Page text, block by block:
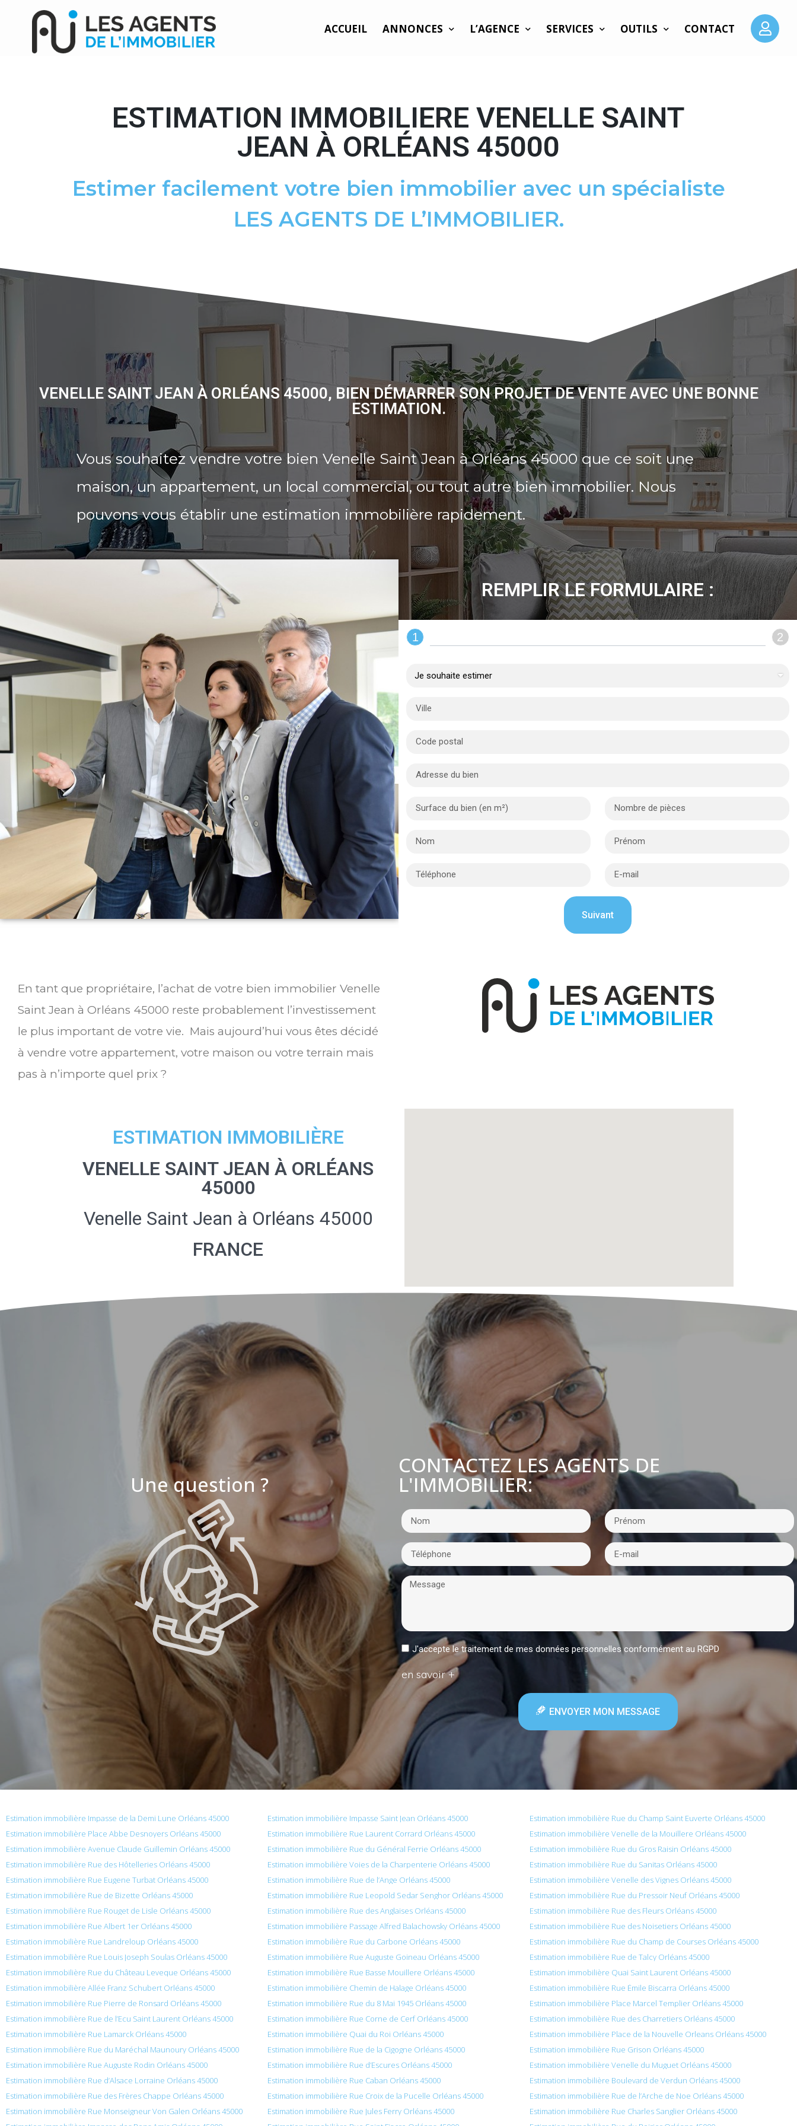
ACCUEIL ANNONCES L’AGENCE SERVICES OUTILS CONTACT
ESTIMATION IMMOBILIERE VENELLE SAINT
JEAN À ORLÉANS 45000
Estimer facilement votre bien immobilier avec un spécialiste
LES AGENTS DE L’IMMOBILIER.
VENELLE SAINT JEAN À ORLÉANS 45000, BIEN DÉMARRER SON PROJET DE VENTE AVEC UNE BONNE
ESTIMATION.
Vous souhaitez vendre votre bien Venelle Saint Jean à Orléans 45000 que ce soit une
maison, un appartement, un local commercial, ou tout autre bien immobilier. Nous
pouvons vous établir une estimation immobilière rapidement.
REMPLIR LE FORMULAIRE :
1 2
En tant que propriétaire, l’achat de votre bien immobilier Venelle
Saint Jean à Orléans 45000 reste probablement l’investissement
le plus important de votre vie. Mais aujourd’hui vous êtes décidé
à vendre votre appartement, votre maison ou votre terrain mais
pas à n’importe quel prix ?
ESTIMATION IMMOBILIÈRE
VENELLE SAINT JEAN À ORLÉANS
45000
Venelle Saint Jean à Orléans 45000
FRANCE
Une question ?
CONTACTEZ LES AGENTS DE
L'IMMOBILIER:
J'accepte le traitement de mes données personnelles conformément au RGPD
en savoir +
ENVOYER MON MESSAGE
Estimation immobilière Impasse de la Demi Lune Orléans 45000 Estimation immobilière Impasse Saint Jean Orléans 45000
Estimation immobilière Rue du Champ Saint Euverte Orléans 45000
Estimation immobilière Place Abbe Desnoyers Orléans 45000
Estimation immobilière Rue Laurent Corrard Orléans 45000
Estimation immobilière Venelle de la Mouillere Orléans 45000
Estimation immobilière Avenue Claude Guillemin Orléans 45000
Estimation immobilière Rue du Général Ferrie Orléans 45000
Estimation immobilière Rue du Gros Raisin Orléans 45000
Estimation immobilière Rue des Hôtelleries Orléans 45000
Estimation immobilière Voies de la Charpenterie Orléans 45000
Estimation immobilière Rue du Sanitas Orléans 45000
Estimation immobilière Rue Eugene Turbat Orléans 45000
Estimation immobilière Rue de l’Ange Orléans 45000
Estimation immobilière Venelle des Vignes Orléans 45000
Estimation immobilière Rue de Bizette Orléans 45000
Estimation immobilière Rue Leopold Sedar Senghor Orléans 45000
Estimation immobilière Rue du Pressoir Neuf Orléans 45000
Estimation immobilière Rue Rouget de Lisle Orléans 45000
Estimation immobilière Rue des Anglaises Orléans 45000
Estimation immobilière Rue des Fleurs Orléans 45000
Estimation immobilière Rue Albert 1er Orléans 45000
Estimation immobilière Passage Alfred Balachowsky Orléans 45000
Estimation immobilière Rue des Noisetiers Orléans 45000
Estimation immobilière Rue Landreloup Orléans 45000
Estimation immobilière Rue du Carbone Orléans 45000
Estimation immobilière Rue du Champ de Courses Orléans 45000
Estimation immobilière Rue Louis Joseph Soulas Orléans 45000
Estimation immobilière Rue Auguste Goineau Orléans 45000
Estimation immobilière Rue de Talcy Orléans 45000
Estimation immobilière Rue du Château Leveque Orléans 45000
Estimation immobilière Rue Basse Mouillere Orléans 45000
Estimation immobilière Quai Saint Laurent Orléans 45000
Estimation immobilière Allée Franz Schubert Orléans 45000
Estimation immobilière Chemin de Halage Orléans 45000
Estimation immobilière Rue Émile Biscarra Orléans 45000
Estimation immobilière Rue Pierre de Ronsard Orléans 45000
Estimation immobilière Rue du 8 Mai 1945 Orléans 45000
Estimation immobilière Place Marcel Templier Orléans 45000
Estimation immobilière Rue de l’Ecu Saint Laurent Orléans 45000
Estimation immobilière Rue Corne de Cerf Orléans 45000
Estimation immobilière Rue des Charretiers Orléans 45000
Estimation immobilière Rue Lamarck Orléans 45000
Estimation immobilière Quai du Roi Orléans 45000
Estimation immobilière Place de la Nouvelle Orleans Orléans 45000
Estimation immobilière Rue du Maréchal Maunoury Orléans 45000
Estimation immobilière Rue de la Cigogne Orléans 45000
Estimation immobilière Rue Grison Orléans 45000
Estimation immobilière Rue Auguste Rodin Orléans 45000
Estimation immobilière Rue d’Escures Orléans 45000
Estimation immobilière Venelle du Muguet Orléans 45000
Estimation immobilière Rue d’Alsace Lorraine Orléans 45000
Estimation immobilière Rue Caban Orléans 45000
Estimation immobilière Boulevard de Verdun Orléans 45000
Estimation immobilière Rue des Frères Chappe Orléans 45000
Estimation immobilière Rue Croix de la Pucelle Orléans 45000
Estimation immobilière Rue de l’Arche de Noe Orléans 45000
Estimation immobilière Rue Monseigneur Von Galen Orléans 45000
Estimation immobilière Rue Jules Ferry Orléans 45000
Estimation immobilière Rue Charles Sanglier Orléans 45000